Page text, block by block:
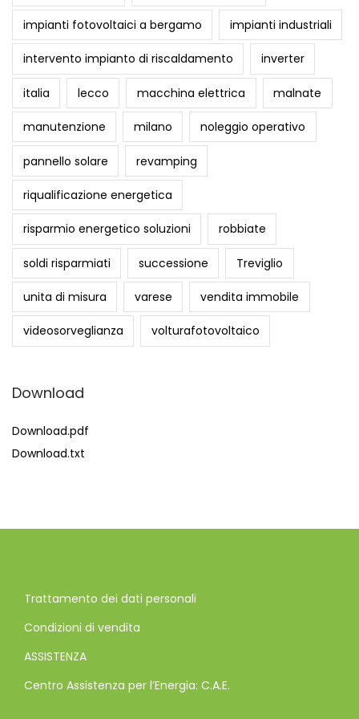
e
i
l
impianti fotovoltaici a bergamo impianti industriali
intervento impianto di riscaldamento inverter
italia lecco macchina elettrica malnate
manutenzione milano noleggio operativo
pannello solare revamping
riqualificazione energetica
risparmio energetico soluzioni robbiate
soldi risparmiati successione Treviglio
unita di misura varese vendita immobile
videosorveglianza volturafotovoltaico
Download
Download.pdf
Download.txt
Trattamento dei dati personali
Condizioni di vendita
ASSISTENZA
Centro Assistenza per l’Energia: C.A.E.